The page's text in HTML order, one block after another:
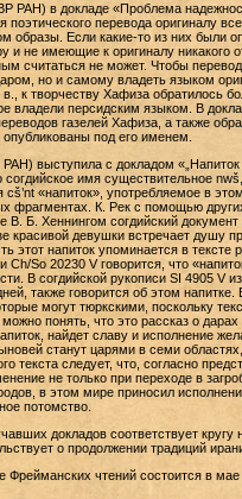
РАН) в докладе «Проблема
поэтического перевода оригиналу
образы. Если какие-то из них были
и не имеющие к оригиналу никакого
считаться не может. Чтобы
но и самому владеть языком
к творчеству Хафиза обратилось
владели персидским языком. В
газелей Хафиза, а также
под его именем.
выступила с докладом «„Напиток
имя существительное
«напиток», употребляемое в
фрагментах. К. Рек с помощью
В. Б. Хеннингом согдийский
красивой девушки встречает душу
этот напиток упоминается в тексте
Ch/So 20230 V говорится, что
В согдийской рукописи SI 4905 V
также говорится об этом
могут тюркскими, поскольку
понять, что это рассказ о
найдет славу и исполнение
станут царями в семи
текста следует, что, согласно
не только при переходе в
в этом мире приносил
потомство.
докладов соответствует
о продолжении традиций
чтений состоится в мае